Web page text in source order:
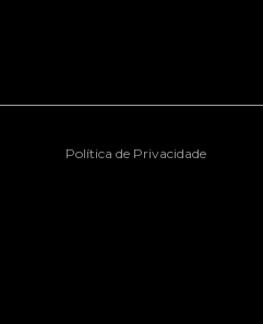
Política de Privacidade